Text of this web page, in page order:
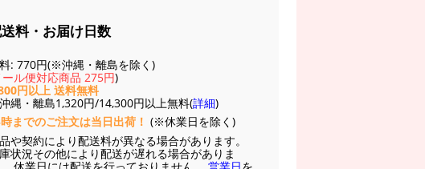
料・お届け日数
: 770円(※沖縄・離島を除く)
ール便対応商品 275円)
円以上 送料無料
縄・離島1,320円/14,300円以上無料(詳細)
までのご注文は当日出荷！ (※休業日を除く)
や契約により配送料が異なる場合があります。
状況その他により配送が遅れる場合がありま